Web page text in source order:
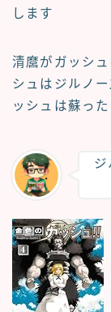
します
清麿がガッシ
シュはジルノ
ッシュは蘇っ
ジ